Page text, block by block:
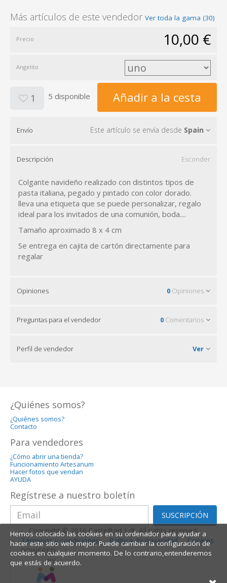
Más artículos de este vendedor Ver toda la gama (30)
Precio 10,00 €
Angelito
1 5 disponible Añadir a la cesta
Envío Este artículo se envía desde Spain
Descripción Esconder
Colgante navideño realizado con distintos tipos de
pasta italiana, pegado y pintado con color dorado.
lleva una etiqueta que se puede personalizar, regalo
ideal para los invitados de una comunión, boda....
Tamaño aproximado 8 x 4 cm
Se entrega en cajita de cartón directamente para
regalar
Opiniones 0 Opiniones
Preguntas para el vendedor 0 Comentarios
Perfil de vendedor Ver
¿Quiénes somos?
¿Quiénes somos?
Contacto
Para vendedores
¿Cómo abrir una tienda?
Funcionamiento Artesanum
Hacer fotos que vendan
AYUDA
Regístrese a nuestro boletín
SUSCRIPCIÓN
Copyright © 2016 Castelltort Ldt. All rights reserved.
Términos y condiciones
Política de privacidad
Cookies
POWERED
BY
Hemos colocado las cookies en su ordenador para ayudar a
hacer este sitio web mejor. Puede cambiar la configuración de
cookies en cualquier momento. De lo contrario,entenderemos
que estás de acuerdo.